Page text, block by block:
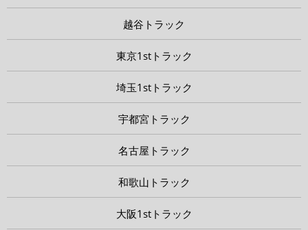
越谷トラック
東京1stトラック
埼玉1stトラック
宇都宮トラック
名古屋トラック
和歌山トラック
大阪1stトラック